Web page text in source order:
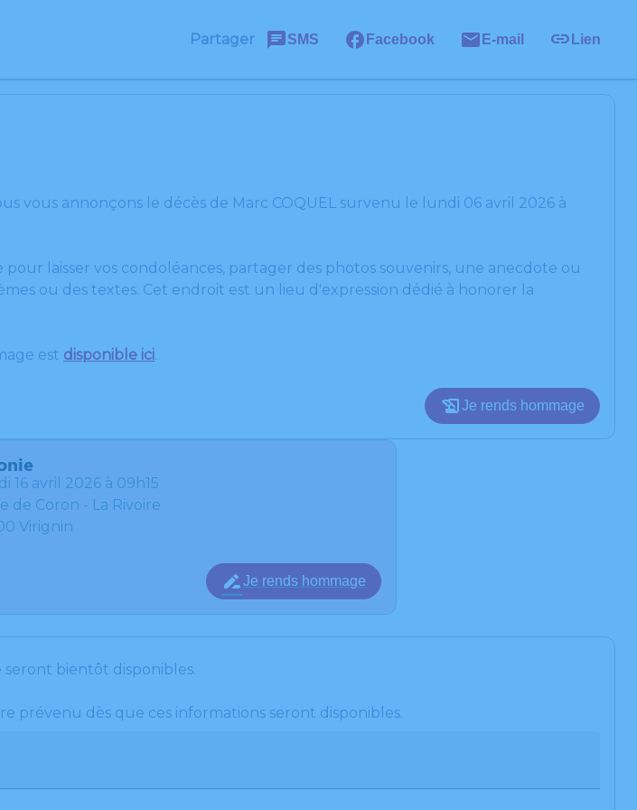
Partager SMS Facebook E-mail Lien
vous annonçons le décès de Marc COQUEL survenu le lundi 06 avril 2026 à
pour laisser vos condoléances, partager des photos souvenirs, une anecdote ou
ou des textes. Cet endroit est un lieu d'expression dédié à honorer la
est disponible ici.
Je rends hommage
16 avril 2026 à 09h15
de Coron - La Rivoire
Virignin
Je rends hommage
seront bientôt disponibles.
prévenu dès que ces informations seront disponibles.